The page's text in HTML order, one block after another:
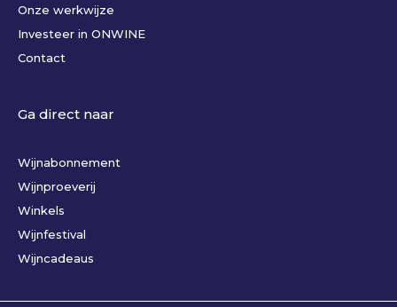
Onze werkwijze
Investeer in ONWINE
Contact
Ga direct naar
Wijnabonnement
Wijnproeverij
Winkels
Wijnfestival
Wijncadeaus